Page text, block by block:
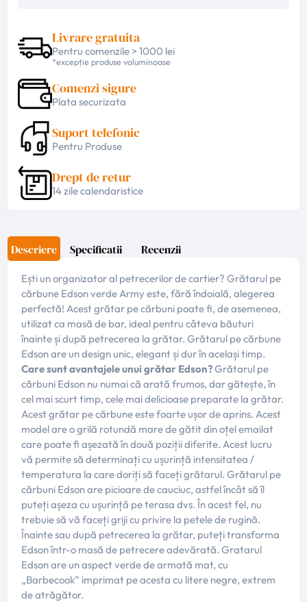
Livrare gratuita
Pentru comenzile > 1000 lei
*excepție produse voluminoase
Comenzi sigure
Plata securizata
Suport telefonic
Pentru Produse
Drept de retur
14 zile calendaristice
Descriere Specificatii Recenzii
Ești un organizator al petrecerilor de cartier? Grătarul pe
cărbune Edson verde Army este, fără îndoială, alegerea
perfectă! Acest grătar pe cărbuni poate fi, de asemenea,
utilizat ca masă de bar, ideal pentru câteva băuturi
înainte și după petrecerea la grătar. Grătarul pe cărbune
Edson are un design unic, elegant și dur în același timp.
Care sunt avantajele unui grătar Edson?Grătarul pe
cărbuni Edson nu numai că arată frumos, dar gătește, în
cel mai scurt timp, cele mai delicioase preparate la grătar.
Acest grătar pe cărbune este foarte ușor de aprins. Acest
model are o grilă rotundă mare de gătit din oțel emailat
care poate fi așezată în două poziții diferite. Acest lucru
vă permite să determinați cu ușurință intensitatea /
temperatura la care doriți să faceți grătarul. Grătarul pe
cărbuni Edson are picioare de cauciuc, astfel încât să îl
puteți așeza cu ușurință pe terasa dvs. În acest fel, nu
trebuie să vă faceți griji cu privire la petele de rugină.
Înainte sau după petrecerea la grătar, puteți transforma
Edson într-o masă de petrecere adevărată. Gratarul
Edson are un aspect verde de armată mat, cu
„Barbecook” imprimat pe acesta cu litere negre, extrem
de atrăgător.